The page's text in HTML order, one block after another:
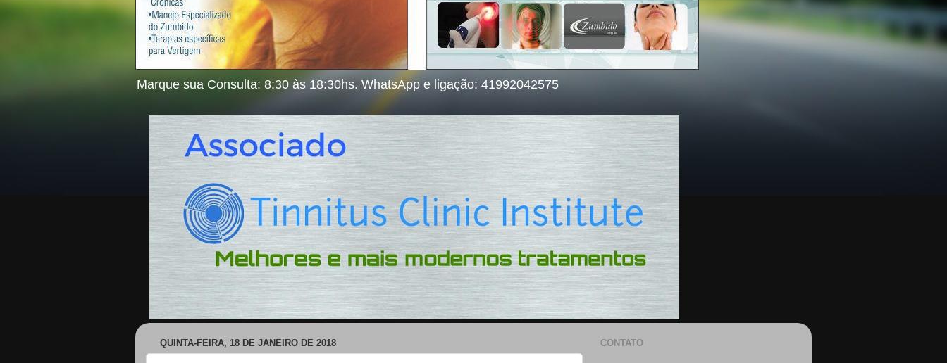
Marque sua Consulta: 8:30 às 18:30hs. WhatsApp e ligação: 41992042575
QUINTA-FEIRA, 18 DE JANEIRO DE 2018 CONTATO